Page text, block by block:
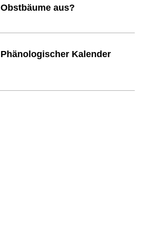
Obstbäume aus?
Phänologischer Kalender